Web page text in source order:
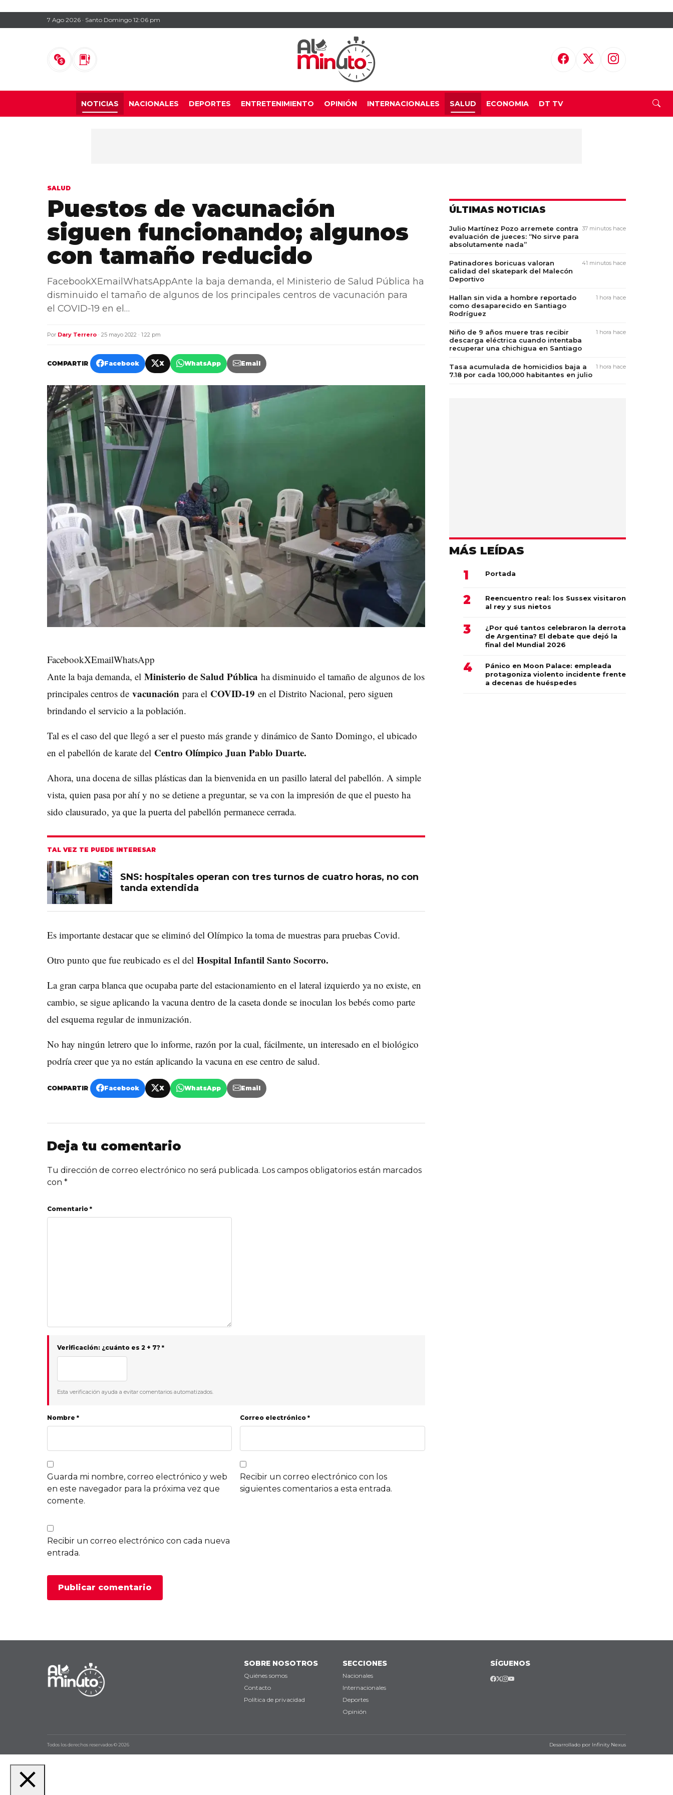
7 Ago 2026 · Santo Domingo 12:06 pm
NOTICIAS NACIONALES DEPORTES ENTRETENIMIENTO OPINIÓN INTERNACIONALES SALUD ECONOMIA DT TV
SALUD
Puestos de vacunación
siguen funcionando; algunos
con tamaño reducido
FacebookXEmailWhatsAppAnte la baja demanda, el Ministerio de Salud Pública ha
disminuido el tamaño de algunos de los principales centros de vacunación para
el COVID-19 en el…
Por Dary Terrero · 25 mayo 2022 · 1:22 pm
COMPARTIR Facebook X WhatsApp Email
FacebookXEmailWhatsApp
Ante la baja demanda, el Ministerio de Salud Pública ha disminuido el tamaño de algunos de los
principales centros de vacunación para el COVID-19 en el Distrito Nacional, pero siguen
brindando el servicio a la población.
Tal es el caso del que llegó a ser el puesto más grande y dinámico de Santo Domingo, el ubicado
en el pabellón de karate del Centro Olímpico Juan Pablo Duarte.
Ahora, una docena de sillas plásticas dan la bienvenida en un pasillo lateral del pabellón. A simple
vista, quien pasa por ahí y no se detiene a preguntar, se va con la impresión de que el puesto ha
sido clausurado, ya que la puerta del pabellón permanece cerrada.
TAL VEZ TE PUEDE INTERESAR
SNS: hospitales operan con tres turnos de cuatro horas, no con
tanda extendida
Es importante destacar que se eliminó del Olímpico la toma de muestras para pruebas Covid.
Otro punto que fue reubicado es el del Hospital Infantil Santo Socorro.
La gran carpa blanca que ocupaba parte del estacionamiento en el lateral izquierdo ya no existe, en
cambio, se sigue aplicando la vacuna dentro de la caseta donde se inoculan los bebés como parte
del esquema regular de inmunización.
No hay ningún letrero que lo informe, razón por la cual, fácilmente, un interesado en el biológico
podría creer que ya no están aplicando la vacuna en ese centro de salud.
COMPARTIR Facebook X WhatsApp Email
Deja tu comentario
Tu dirección de correo electrónico no será publicada. Los campos obligatorios están marcados
con *
Comentario *
Verificación: ¿cuánto es 2 + 7? *
Esta verificación ayuda a evitar comentarios automatizados.
Nombre * Correo electrónico *
Guarda mi nombre, correo electrónico y web
en este navegador para la próxima vez que
comente.
Recibir un correo electrónico con los
siguientes comentarios a esta entrada.
Recibir un correo electrónico con cada nueva
entrada.
ÚLTIMAS NOTICIAS
Julio Martínez Pozo arremete contra
evaluación de jueces: “No sirve para
absolutamente nada”
37 minutos hace
Patinadores boricuas valoran
calidad del skatepark del Malecón
Deportivo
41 minutos hace
Hallan sin vida a hombre reportado
como desaparecido en Santiago
Rodríguez
1 hora hace
Niño de 9 años muere tras recibir
descarga eléctrica cuando intentaba
recuperar una chichigua en Santiago
1 hora hace
Tasa acumulada de homicidios baja a
7.18 por cada 100,000 habitantes en julio
1 hora hace
MÁS LEÍDAS
Portada
Reencuentro real: los Sussex visitaron
al rey y sus nietos
¿Por qué tantos celebraron la derrota
de Argentina? El debate que dejó la
final del Mundial 2026
Pánico en Moon Palace: empleada
protagoniza violento incidente frente
a decenas de huéspedes
SOBRE NOSOTROS
Quiénes somos
Contacto
Política de privacidad
SECCIONES
Nacionales
Internacionales
Deportes
Opinión
SÍGUENOS
Todos los derechos reservados © 2026 Desarrollado por Infinity Nexus